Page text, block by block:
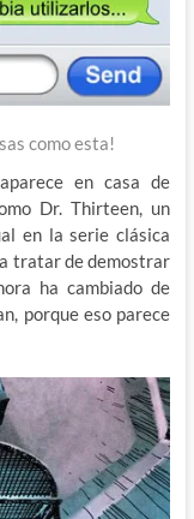
como esta!
en casa de
Dr. Thirteen, un
en la serie clásica
tratar de demostrar
ha cambiado de
porque eso parece